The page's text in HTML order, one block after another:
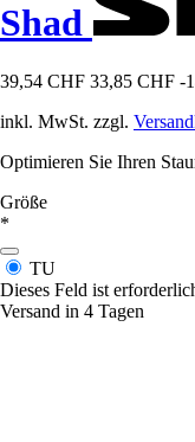
Shad
39,54 CHF 33,85 CHF -
inkl. MwSt. zzgl.
Optimieren Sie Ihren
Größe
*
TU
Dieses Feld ist
Versand in 4 Tagen